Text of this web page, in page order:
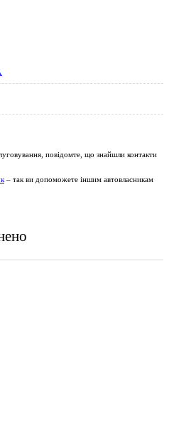
повідомте, що знайшли контакти
– так ви допоможете іншим автовласникам